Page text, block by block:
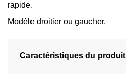
rapide.
Modèle droitier ou gaucher.
Caractéristiques du produit